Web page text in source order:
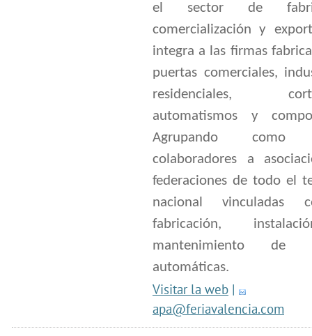
el sector de
comercialización y
integra a las firmas
puertas comerciales,
residenciales,
automatismos y
Agrupando como
colaboradores a
federaciones de todo el
nacional vinculadas
fabricación,
mantenimiento de
automáticas.
Visitar la web |
apa@feriavalencia.com